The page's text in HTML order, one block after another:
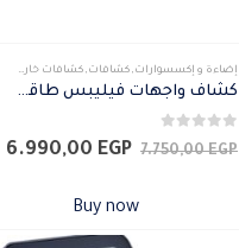
إضاءة و إكسسوارات , كشافات , كشافات خارجى
كشاف واجهات فيليبس طاقه شمسية 400 وات
0 من 5
7.750,00EGP
السعر
7.750,00 EGP.
6.990,00 EGP
Buy now